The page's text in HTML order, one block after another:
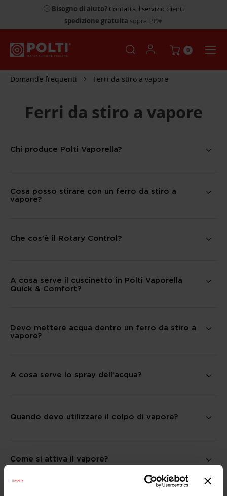
Bisogno di aiuto? Contatta il servizio clienti
spedizione gratuita sopra i 99€
0
Domande frequenti Ferri da stiro a vapore
Ferri da stiro a vapore
Chi produce Polti Vaporella?
Cosa posso stirare con un ferro da stiro a
vapore?
Che cos’è il Rotary Control?
A cosa serve il cuscinetto in Polti Vaporella
Quick & Comfort?
Devo mettere acqua dentro un ferro da stiro a
vapore?
A cosa serve lo spray dell’acqua?
Quando devo utilizzare il colpo di vapore?
Come si attiva il vapore?